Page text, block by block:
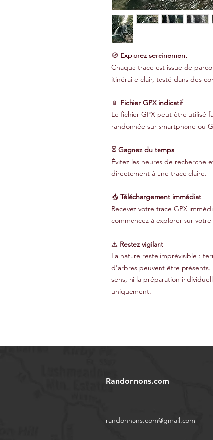
🧭 Explorez sereinement
Chaque trace est issue de
itinéraire clair, testé dans des
📱 Fichier GPX indicatif
Le fichier GPX peut être utilisé
randonnée sur smartphone ou
⏳ Gagnez du temps
Évitez les heures de recherche
directement à une trace claire.
📥 Téléchargement immédiat
Recevez votre trace GPX
commencez à explorer sur
⚠️ Restez vigilant
La nature reste imprévisible :
d'arbres peuvent être présents.
sens, ni la préparation
uniquement.
Randonnons.com
randonnons.com@gmail.com